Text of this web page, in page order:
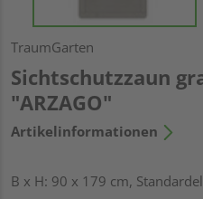
TraumGarten
Sichtschutzzaun
"ARZAGO"
Artikelinformationen
B x H: 90 x 179 cm,